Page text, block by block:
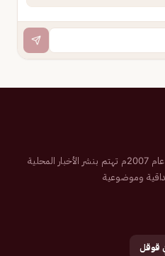
صحيفة إلكترونية سعودية تم تأسيسها عام 2007م تهتم بنشر الأخبار المحلية
وموضوعية
قوقل